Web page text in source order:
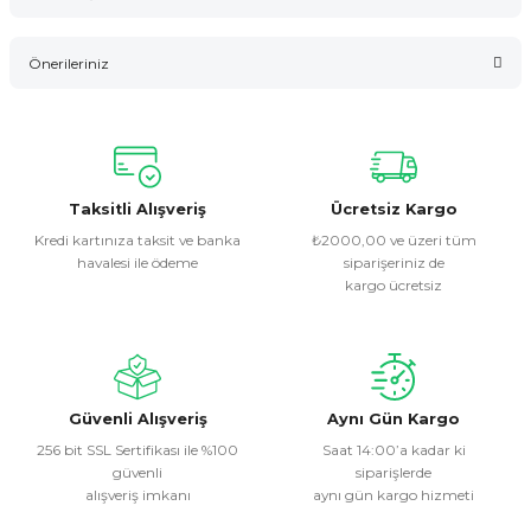
Önerileriniz
konularda yetersiz gördüğünüz noktaları öneri formunu
kullanarak tarafımıza iletebilirsiniz.
Görüş ve önerileriniz için teşekkür ederiz.
Ürün resmi kalitesiz, bozuk veya görüntülenemiyor.
Ürün fiyatı diğer sitelerden daha pahalı.
Bu ürüne benzer farklı alternatifler olmalı.
Taksitli Alışveriş
Kredi kartınıza taksit ve banka
havalesi ile ödeme
Ücretsiz Kargo
₺2000,00 ve üzeri tüm
siparişeriniz de
kargo ücretsiz
Güvenli Alışveriş
256 bit SSL Sertifikası ile %100
güvenli
alışveriş imkanı
Aynı Gün Kargo
Saat 14:00’a kadar ki
siparişlerde
aynı gün kargo hizmeti